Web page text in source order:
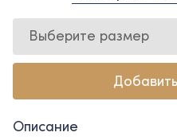
Выберите размер
Описание